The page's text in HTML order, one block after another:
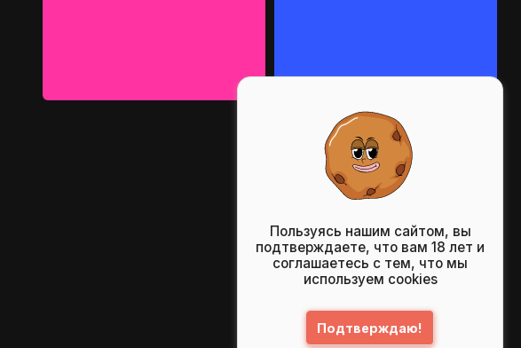
Пользуясь нашим сайтом, вы
подтверждаете, что вам 18 лет и
соглашаетесь с тем, что мы
используем cookies
Подтверждаю!